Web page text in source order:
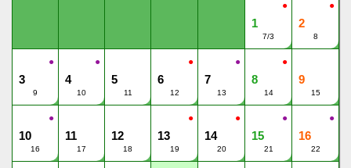
●
1
7/3
●
2
8
●
3
9
●
4
10
5
11
●
6
12
●
7
13
●
8
14
9
15
●
10
16
11
17
12
18
●
13
19
●
14
20
●
15
21
●
16
22